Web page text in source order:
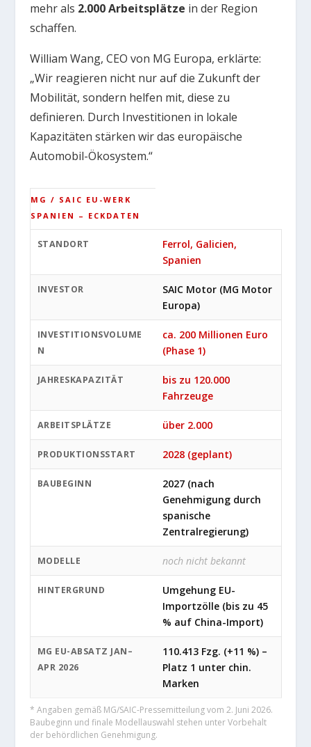
mehr als 2.000 Arbeitsplätze in der Region
schaffen.
William Wang, CEO von MG Europa, erklärte:
„Wir reagieren nicht nur auf die Zukunft der
Mobilität, sondern helfen mit, diese zu
definieren. Durch Investitionen in lokale
Kapazitäten stärken wir das europäische
Automobil-Ökosystem.“
MG / SAIC EU-WERK
SPANIEN – ECKDATEN
STANDORT
Ferrol, Galicien,
Spanien
INVESTOR
SAIC Motor (MG Motor
Europa)
INVESTITIONSVOLUME
N
ca. 200 Millionen Euro
(Phase 1)
JAHRESKAPAZITÄT
bis zu 120.000
Fahrzeuge
ARBEITSPLÄTZE über 2.000
PRODUKTIONSSTART 2028 (geplant)
BAUBEGINN
2027 (nach
Genehmigung durch
spanische
Zentralregierung)
MODELLE noch nicht bekannt
HINTERGRUND
Umgehung EU-
Importzölle (bis zu 45
% auf China-Import)
MG EU-ABSATZ JAN–
APR 2026
110.413 Fzg. (+11 %) –
Platz 1 unter chin.
Marken
* Angaben gemäß MG/SAIC-Pressemitteilung vom 2. Juni 2026.
Baubeginn und finale Modellauswahl stehen unter Vorbehalt
der behördlichen Genehmigung.